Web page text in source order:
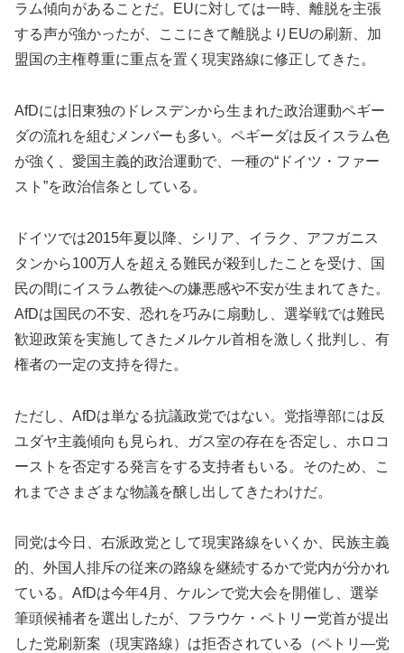
ラム傾向があることだ。EUに対しては一時、離脱を主張
する声が強かったが、ここにきて離脱よりEUの刷新、加
盟国の主権尊重に重点を置く現実路線に修正してきた。
AfDには旧東独のドレスデンから生まれた政治運動ペギー
ダの流れを組むメンバーも多い。ペギーダは反イスラム色
が強く、愛国主義的政治運動で、一種の“ドイツ・ファー
スト”を政治信条としている。
ドイツでは2015年夏以降、シリア、イラク、アフガニス
タンから100万人を超える難民が殺到したことを受け、国
民の間にイスラム教徒への嫌悪感や不安が生まれてきた。
AfDは国民の不安、恐れを巧みに扇動し、選挙戦では難民
歓迎政策を実施してきたメルケル首相を激しく批判し、有
権者の一定の支持を得た。
ただし、AfDは単なる抗議政党ではない。党指導部には反
ユダヤ主義傾向も見られ、ガス室の存在を否定し、ホロコ
ーストを否定する発言をする支持者もいる。そのため、こ
れまでさまざまな物議を醸し出してきたわけだ。
同党は今日、右派政党として現実路線をいくか、民族主義
的、外国人排斥の従来の路線を継続するかで党内が分かれ
ている。AfDは今年4月、ケルンで党大会を開催し、選挙
筆頭候補者を選出したが、フラウケ・ペトリー党首が提出
した党刷新案（現実路線）は拒否されている（ペトリ―党